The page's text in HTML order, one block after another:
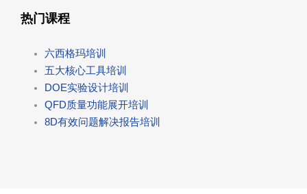
热门课程
六西格玛培训
五大核心工具培训
DOE实验设计培训
QFD质量功能展开培训
8D有效问题解决报告培训